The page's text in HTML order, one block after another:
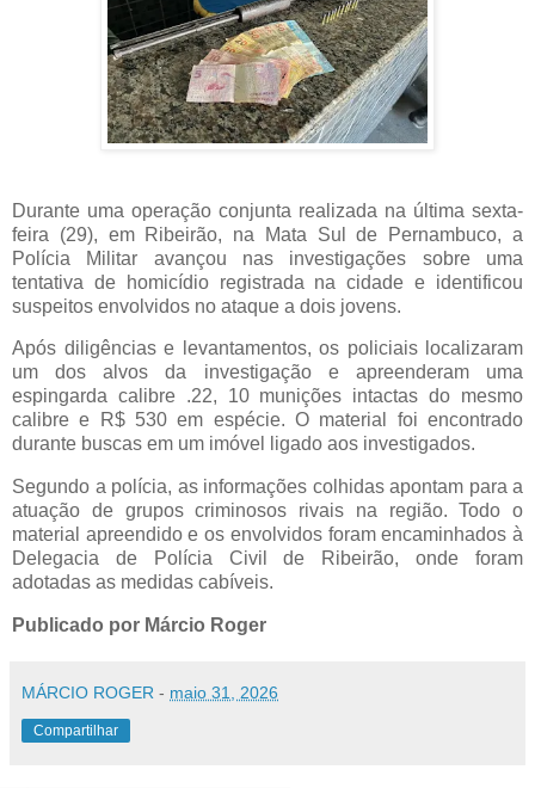
Durante uma operação conjunta realizada na última sexta-
feira (29), em Ribeirão, na Mata Sul de Pernambuco, a
Polícia Militar avançou nas investigações sobre uma
tentativa de homicídio registrada na cidade e identificou
suspeitos envolvidos no ataque a dois jovens.
Após diligências e levantamentos, os policiais localizaram
um dos alvos da investigação e apreenderam uma
espingarda calibre .22, 10 munições intactas do mesmo
calibre e R$ 530 em espécie. O material foi encontrado
durante buscas em um imóvel ligado aos investigados.
Segundo a polícia, as informações colhidas apontam para a
atuação de grupos criminosos rivais na região. Todo o
material apreendido e os envolvidos foram encaminhados à
Delegacia de Polícia Civil de Ribeirão, onde foram
adotadas as medidas cabíveis.
Publicado por Márcio Roger
MÁRCIO ROGER - maio 31, 2026
Compartilhar